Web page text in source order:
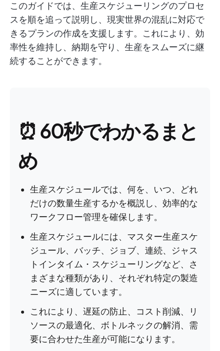
このガイドでは、生産スケジューリングのプロセ
スを順を追って説明し、現実世界の混乱に対応で
きるプランの作成を支援します。これにより、効
率性を維持し、納期を守り、生産をスムーズに継
続することができます。
⏰ 60秒でわかるまと
め
生産スケジュールでは、何を、いつ、どれ
だけの数量生産するかを概説し、効率的な
ワークフロー管理を確保します。
生産スケジュールには、マスター生産スケ
ジュール、バッチ、ジョブ、連続、ジャス
トインタイム・スケジューリングなど、さ
まざまな種類があり、それぞれ特定の製造
ニーズに適しています。
これにより、遅延の防止、コスト削減、リ
ソースの最適化、ボトルネックの解消、需
要に合わせた生産が可能になります。